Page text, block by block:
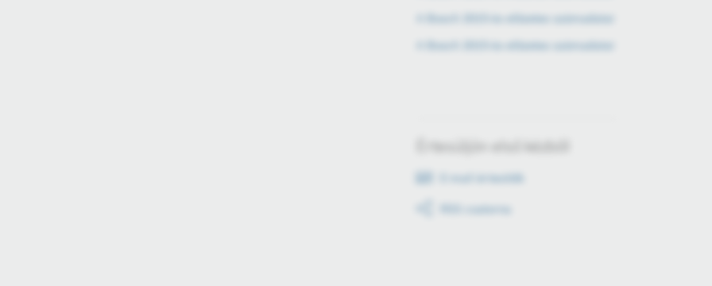
A Bosch 2015-ös előzetes számadatai
A Bosch 2015-ös előzetes számadatai
Értesüljön első kézből
E-mail értesítők
RSS csatorna